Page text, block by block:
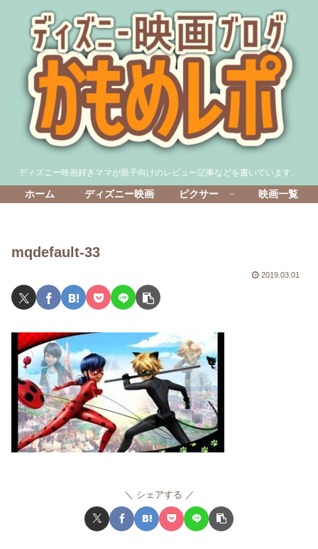
ディズニー映画好きママが親子向けのレビュー記事などを書いています。
ホーム ディズニー映画 ピクサー 映画一覧
mqdefault-33
2019.03.01
シェアする